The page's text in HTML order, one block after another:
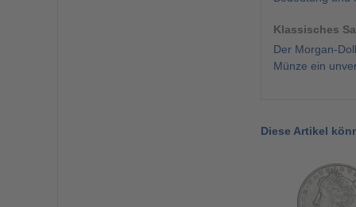
Klassisches
Der Morgan-
Münze ein
Diese Artikel